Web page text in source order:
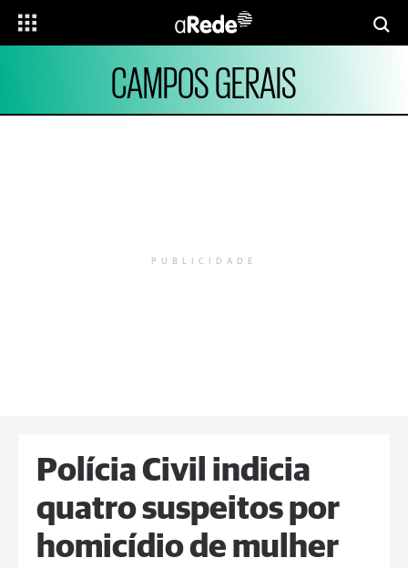
CAMPOS GERAIS
PUBLICIDADE
Polícia Civil indicia
quatro suspeitos por
homicídio de mulher